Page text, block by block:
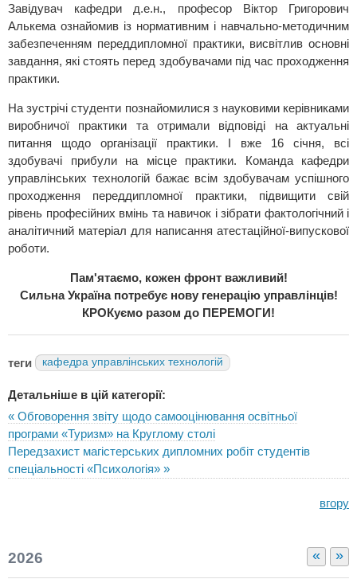
Завідувач кафедри д.е.н., професор Віктор Григорович
Алькема ознайомив із нормативним і навчально-методичним
забезпеченням переддипломної практики, висвітлив основні
завдання, які стоять перед здобувачами під час проходження
практики.
На зустрічі студенти познайомилися з науковими керівниками
виробничої практики та отримали відповіді на актуальні
питання щодо організації практики. І вже 16 січня, всі
здобувачі прибули на місце практики. Команда кафедри
управлінських технологій бажає всім здобувачам успішного
проходження переддипломної практики, підвищити свій
рівень професійних вмінь та навичок і зібрати фактологічний і
аналітичний матеріал для написання атестаційної-випускової
роботи.
Пам'ятаємо, кожен фронт важливий!
Сильна Україна потребує нову генерацію управлінців!
КРОКуємо разом до ПЕРЕМОГИ!
теги кафедра управлінських технологій
Детальніше в цій категорії:
« Обговорення звіту щодо самооцінювання освітньої
програми «Туризм» на Круглому столі
Передзахист магістерських дипломних робіт студентів
спеціальності «Психологія» »
вгору
« »
2026